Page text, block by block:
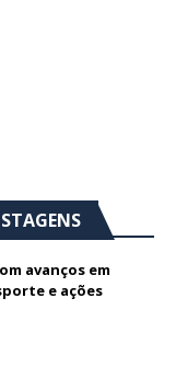
avanços em
e ações